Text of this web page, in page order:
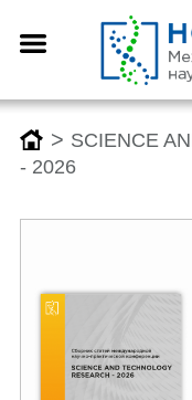
> SCIENCE
- 2026